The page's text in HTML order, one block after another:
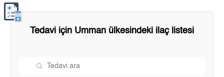
Tedavi için Umman ülkesindeki ilaç listesi